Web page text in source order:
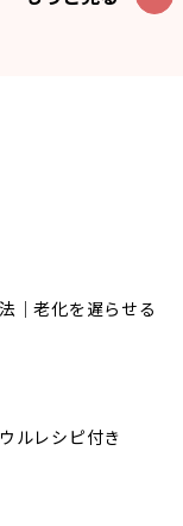
｜老化を遅らせる
ルレシピ付き